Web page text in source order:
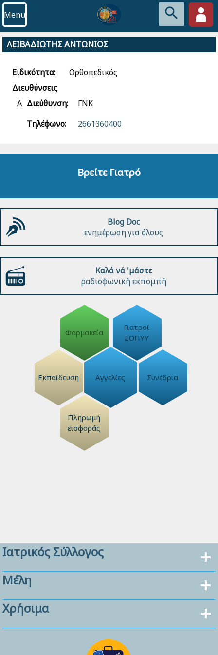
Menu
ΛΕΙΒΑΔΙΩΤΗΣ ΑΝΤΩΝΙΟΣ
Ειδικότητα:
Ορθοπεδικός
Διευθύνσεις
Α Διεύθυνση:
ΓΝΚ
Τηλέφωνο:
2661360400
Βρείτε Γιατρό
Blog Doc
ενημέρωση για όλους
Καλά νά 'μάστε
ραδιοφωνική εκπομπή
Φαρμακεία
Γιατροί
ΕΟΠΥΥ
Εκπαίδευση Αγγελίες Συνέδρια
Πληρωμή
εισφοράς
Ιατρικός Σύλλογος
Μέλη
Χρήσιμα